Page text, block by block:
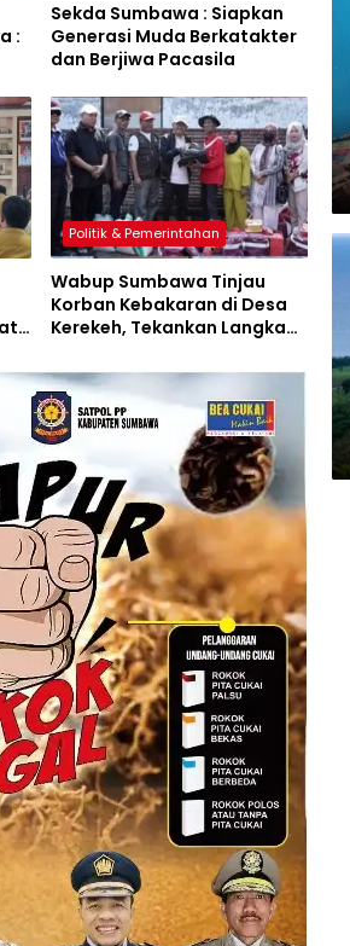
:
Sekda Sumbawa : Siapkan
Generasi Muda Berkatakter
dan Berjiwa Pacasila
Politik & Pemerintahan
Wabup Sumbawa Tinjau
Korban Kebakaran di Desa
Kerekeh, Tekankan Langkah